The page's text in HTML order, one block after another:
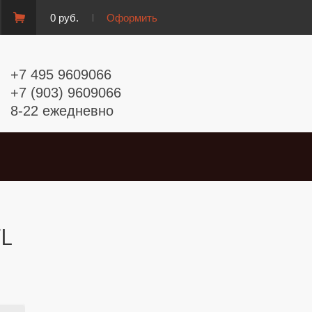
0 руб. Оформить
+7 495 9609066
+7 (903) 9609066
8-22 ежедневно